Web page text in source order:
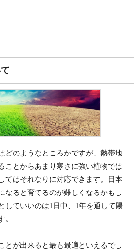
どのようなところかですが、熱帯地
ことからあまり寒さに強い植物では
てはそれなりに対応できます。日本
なると育てるのが難しくなるかもし
していいのは1日中、1年を通して陽
。
とが出来ると最も最適といえるでし